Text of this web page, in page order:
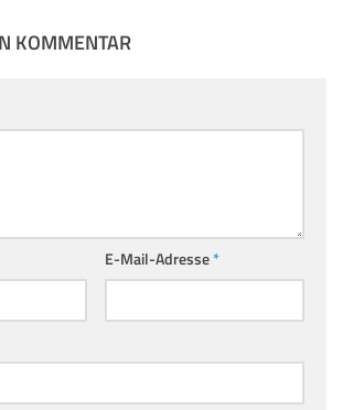
KOMMENTAR
E-Mail-Adresse*